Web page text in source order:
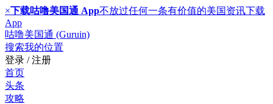
×下载咕噜美国通 App不放过任何一条有价值的美国资讯下载
App
咕噜美国通 (Guruin)
搜索我的位置
登录 / 注册
首页
头条
攻略